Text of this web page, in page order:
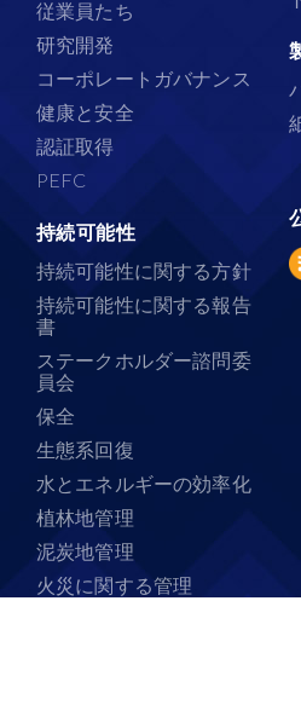
従業員たち
研究開発
コーポレートガバナンス
健康と安全
認証取得
PEFC
持続可能性
持続可能性に関する方針
持続可能性に関する報告
書
ステークホルダー諮問委
員会
保全
生態系回復
水とエネルギーの効率化
植林地管理
泥炭地管理
火災に関する管理